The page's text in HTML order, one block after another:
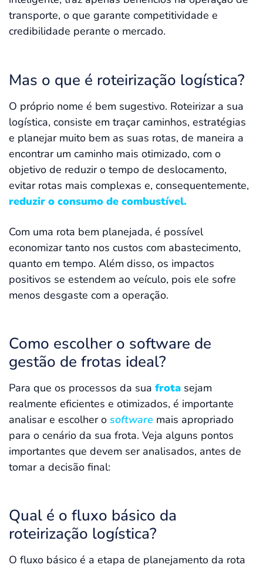
transporte, o que garante competitividade e
credibilidade perante o mercado.
Mas o que é roteirização logística?
O próprio nome é bem sugestivo. Roteirizar a sua
logística, consiste em traçar caminhos, estratégias
e planejar muito bem as suas rotas, de maneira a
encontrar um caminho mais otimizado, com o
objetivo de reduzir o tempo de deslocamento,
evitar rotas mais complexas e, consequentemente,
reduzir o consumo de combustível.
Com uma rota bem planejada, é possível
economizar tanto nos custos com abastecimento,
quanto em tempo. Além disso, os impactos
positivos se estendem ao veículo, pois ele sofre
menos desgaste com a operação.
Como escolher o software de
gestão de frotas ideal?
Para que os processos da sua frota sejam
realmente eficientes e otimizados, é importante
analisar e escolher o software mais apropriado
para o cenário da sua frota. Veja alguns pontos
importantes que devem ser analisados, antes de
tomar a decisão final:
Qual é o fluxo básico da
roteirização logística?
O fluxo básico é a etapa de planejamento da rota